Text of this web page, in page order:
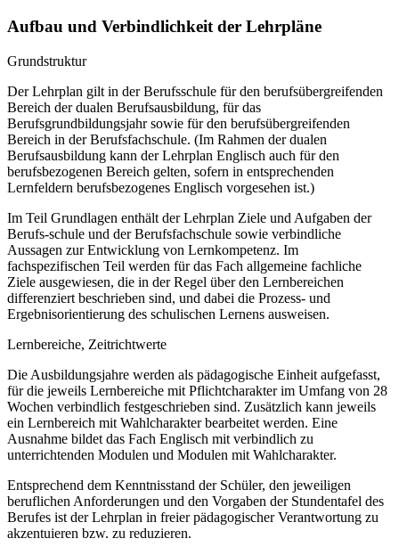
Aufbau und Verbindlichkeit der Lehrpläne
Grundstruktur
Der Lehrplan gilt in der Berufsschule für den berufsübergreifenden
Bereich der dualen Berufsausbildung, für das
Berufsgrundbildungsjahr sowie für den berufsübergreifenden
Bereich in der Berufsfachschule. (Im Rahmen der dualen
Berufsausbildung kann der Lehrplan Englisch auch für den
berufsbezogenen Bereich gelten, sofern in entsprechenden
Lernfeldern berufsbezogenes Englisch vorgesehen ist.)
Im Teil Grundlagen enthält der Lehrplan Ziele und Aufgaben der
Berufs-schule und der Berufsfachschule sowie verbindliche
Aussagen zur Entwicklung von Lernkompetenz. Im
fachspezifischen Teil werden für das Fach allgemeine fachliche
Ziele ausgewiesen, die in der Regel über den Lernbereichen
differenziert beschrieben sind, und dabei die Prozess- und
Ergebnisorientierung des schulischen Lernens ausweisen.
Lernbereiche, Zeitrichtwerte
Die Ausbildungsjahre werden als pädagogische Einheit aufgefasst,
für die jeweils Lernbereiche mit Pflichtcharakter im Umfang von 28
Wochen verbindlich festgeschrieben sind. Zusätzlich kann jeweils
ein Lernbereich mit Wahlcharakter bearbeitet werden. Eine
Ausnahme bildet das Fach Englisch mit verbindlich zu
unterrichtenden Modulen und Modulen mit Wahlcharakter.
Entsprechend dem Kenntnisstand der Schüler, den jeweiligen
beruflichen Anforderungen und den Vorgaben der Stundentafel des
Berufes ist der Lehrplan in freier pädagogischer Verantwortung zu
akzentuieren bzw. zu reduzieren.